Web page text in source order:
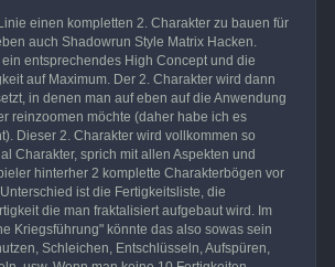
einen kompletten 2. Charakter zu bauen für
auch Shadowrun Style Matrix Hacken.
entsprechendes High Concept und die
auf Maximum. Der 2. Charakter wird dann
in denen man auf eben auf die Anwendung
reinzoomen möchte (daher habe ich es
Dieser 2. Charakter wird vollkommen so
Charakter, sprich mit allen Aspekten und
hinterher 2 komplette Charakterbögen vor
ist die Fertigkeitsliste, die
die man fraktalisiert aufgebaut wird. Im
Kriegsführung" könnte das also sowas sein
Schleichen, Entschlüsseln, Aufspüren,